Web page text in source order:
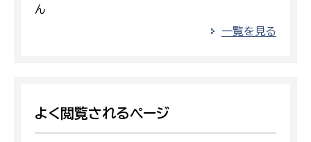
ん
一覧を見る
よく閲覧されるページ